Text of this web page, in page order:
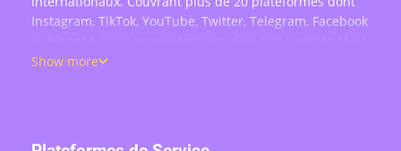
Instagram, TikTok, YouTube, Twitter, Telegram, Facebook
: achat d'abonnés, likes, commentaires, vues, partages
Show more